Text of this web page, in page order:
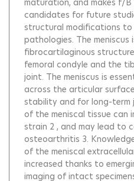
maturation, and makes f/B
candidates for future
structural modifications to
pathologies. The meniscus
fibrocartilaginous
femoral condyle and the
joint. The meniscus is
across the articular
stability and for long-term
of the meniscal tissue can
strain 2 , and may lead to
osteoarthritis 3.
of the meniscal
increased thanks to
imaging of intact